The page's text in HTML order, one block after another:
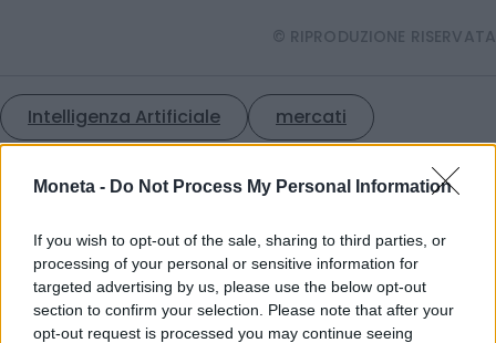
Moneta - Do Not Process My Personal Information
If you wish to opt-out of the sale, sharing to third parties, or
processing of your personal or sensitive information for
targeted advertising by us, please use the below opt-out
section to confirm your selection. Please note that after your
opt-out request is processed you may continue seeing
© RIPRODUZIONE RISERVATA
Intelligenza Artificiale mercati
Condividi
Scegli Moneta come fonte preferita